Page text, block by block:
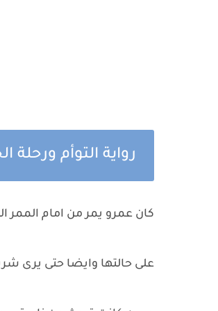
رواية التوأم ورحلة
كان عمرو يمر من امام الممر
على حالتها وايضا حتى يرى